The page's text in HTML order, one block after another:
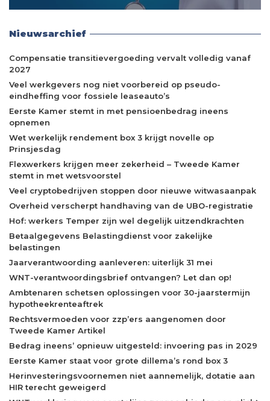
Nieuwsarchief
Compensatie transitievergoeding vervalt volledig vanaf
2027
Veel werkgevers nog niet voorbereid op pseudo-
eindheffing voor fossiele leaseauto’s
Eerste Kamer stemt in met pensioenbedrag ineens
opnemen
Wet werkelijk rendement box 3 krijgt novelle op
Prinsjesdag
Flexwerkers krijgen meer zekerheid – Tweede Kamer
stemt in met wetsvoorstel
Veel cryptobedrijven stoppen door nieuwe witwasaanpak
Overheid verscherpt handhaving van de UBO-registratie
Hof: werkers Temper zijn wel degelijk uitzendkrachten
Betaalgegevens Belastingdienst voor zakelijke
belastingen
Jaarverantwoording aanleveren: uiterlijk 31 mei
WNT-verantwoordingsbrief ontvangen? Let dan op!
Ambtenaren schetsen oplossingen voor 30-jaarstermijn
hypotheekrenteaftrek
Rechtsvermoeden voor zzp’ers aangenomen door
Tweede Kamer Artikel
Bedrag ineens’ opnieuw uitgesteld: invoering pas in 2029
Eerste Kamer staat voor grote dillema’s rond box 3
Herinvesteringsvoornemen niet aannemelijk, dotatie aan
HIR terecht geweigerd